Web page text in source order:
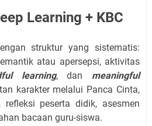
Learning + KBC
struktur yang sistematis:
atau apersepsi, aktivitas
learning, dan meaningful
karakter melalui Panca Cinta,
refleksi peserta didik, asesmen
bacaan guru-siswa.